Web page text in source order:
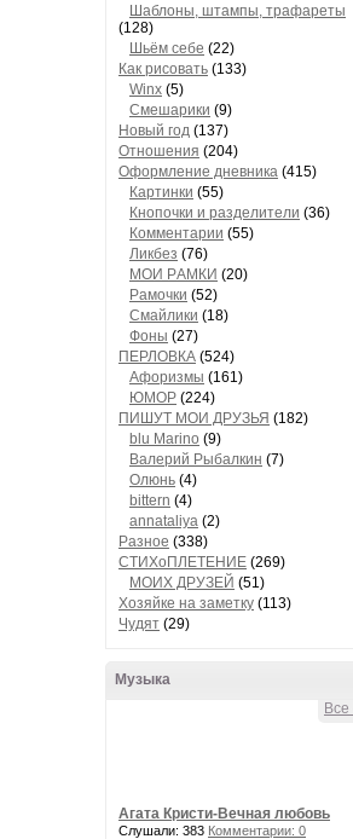
Шaблоны, штaмпы, трaфaреты
(128)
Шьём себе (22)
Как рисовать (133)
Winx (5)
Смешарики (9)
Новый год (137)
Отношения (204)
Оформление дневника (415)
Кaртинки (55)
Кнопочки и рaзделители (36)
Комментaрии (55)
Ликбез (76)
МОИ РAМКИ (20)
Рaмочки (52)
Смaйлики (18)
Фоны (27)
ПЕРЛОВКА (524)
Aфоризмы (161)
ЮМОР (224)
ПИШУТ МОИ ДРУЗЬЯ (182)
blu Marino (9)
Валерий Рыбалкин (7)
Олюнь (4)
bittern (4)
annataliya (2)
Разное (338)
СТИХоПЛЕТЕНИЕ (269)
МОИХ ДРУЗЕЙ (51)
Хозяйке на заметку (113)
Чудят (29)
Музыка
Агата Кристи-Вечная любовь
Слушали: 383 Комментарии: 0